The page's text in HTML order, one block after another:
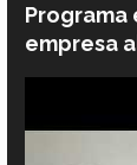
Programa
empresa